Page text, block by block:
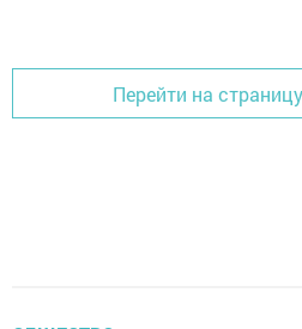
Перейти на